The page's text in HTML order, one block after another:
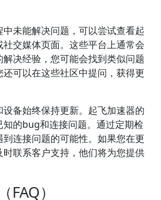
未能解决问题，可以尝试查看起
交媒体页面。这些平台上通常会
决经验，您可能会找到类似问题
可以在这些社区中提问，获得更
备始终保持更新。起飞加速器的
的bug和连接问题。通过定期检
连接问题的可能性。如果您在更
联系客户支持，他们将为您提供
）